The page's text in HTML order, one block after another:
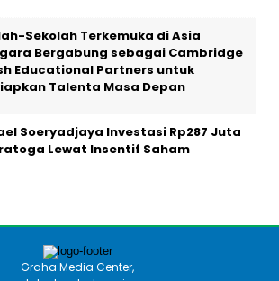
Sekolah Terkemuka di Asia
Bergabung sebagai Cambridge
Educational Partners untuk
Talenta Masa Depan
Soeryadjaya Investasi Rp287 Juta
Lewat Insentif Saham
Graha Media Center,